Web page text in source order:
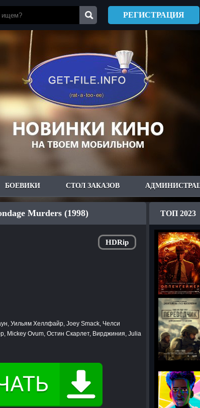
РЕГИСТРАЦИЯ
БОЕВИКИ СТОЛ ЗАКАЗОВ
HDRip
Murders (1998)
Уильям Хеллфайр, Joey Smack, Челси
Mickey Ovum, Остин Скарлет, Вирджиния, Julia
ТОП 2023